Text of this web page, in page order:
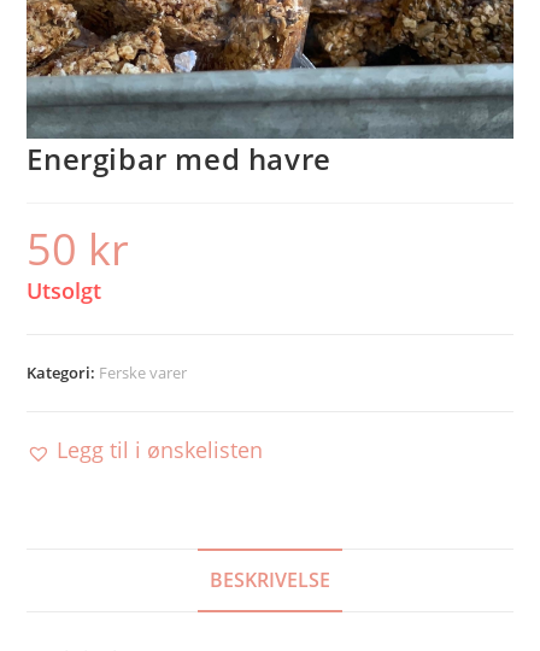
Energibar med havre
50 kr
Utsolgt
Kategori: Ferske varer
Legg til i ønskelisten
BESKRIVELSE